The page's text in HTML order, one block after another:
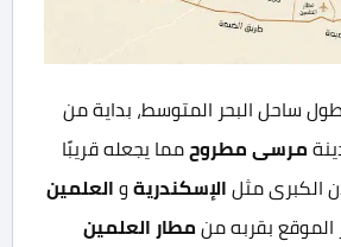
ساحل البحر المتوسط، بداية من
مرسى مطروح مما يجعله قريبًا
الكبرى مثل الإسكندرية و العلمين
الموقع بقربه من مطار العلمين